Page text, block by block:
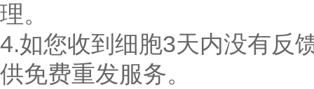
理。
4.如您收到细胞3天内没有反
供免费重发服务。